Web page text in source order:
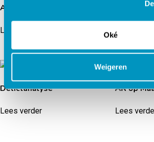
Oké
Weigeren
Autisme informatie training
Lees verder
Delictanalyse
Lees verder
AR op
Lees